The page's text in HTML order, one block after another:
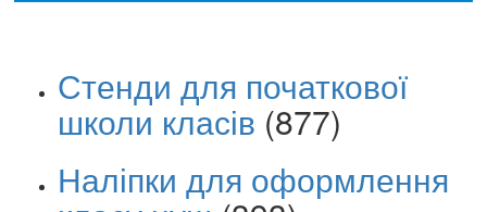
Стенди для початкової
школи класів (877)
Наліпки для оформлення